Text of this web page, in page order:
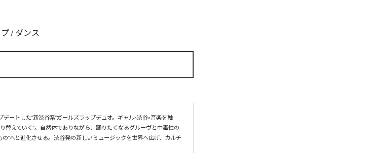
/ ダンス
ートした“新渋谷系”ガールズラップデュオ。ギャル×渋谷×音楽を軸
替えていく”。自然体でありながら、踊りたくなるグルーヴと中毒性の
の”へと進化させる。渋谷発の新しいミュージックを世界へ広げ、カルチ